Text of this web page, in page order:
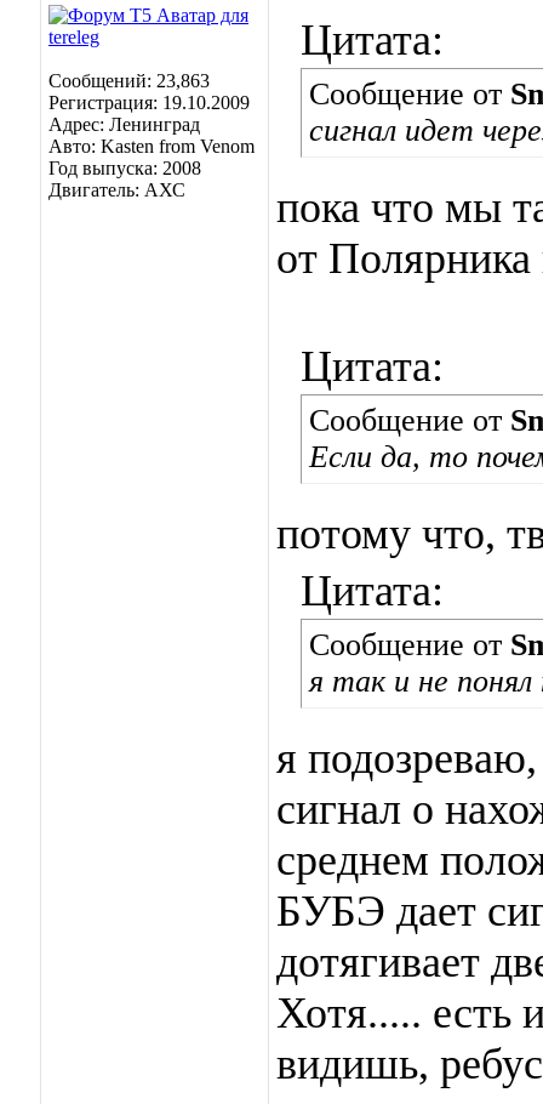
Сообщений: 23,863
Регистрация: 19.10.2009
Адрес: Ленинград
Авто: Kasten from Venom
Год выпуска: 2008
Двигатель: АХС
Цитата:
Сообщение от
сигнал идет
пока что мы
от
Цитата:
Сообщение от
Если да, то
потому что,
Цитата:
Сообщение от
я так и не понял
я
сигнал о
среднем
БУБЭ дает
дотягивает
Хотя..... есть
видишь,